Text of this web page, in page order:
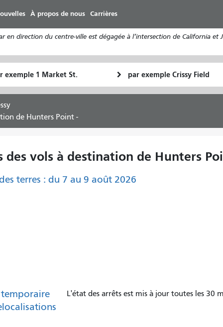
au
contenu
principal
À propos de nous Carrières
en direction du centre-ville est dégagée à l’intersection de California et
final
Comment
je
de Hunters Point -
des vols à destination de Hunters
terres : du 7 au 9 août 2026
L'état des arrêts est mis à jour toutes les 30